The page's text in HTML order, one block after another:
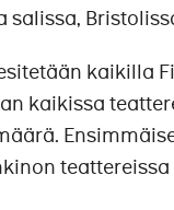
salissa,
kaikilla
kaikissa
teattereissa